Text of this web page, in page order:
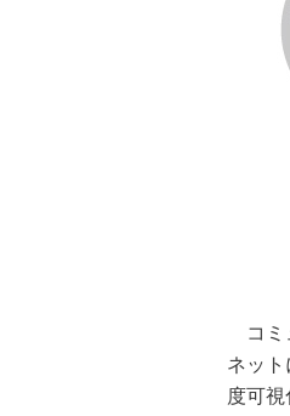
コミ
ネッ
度可